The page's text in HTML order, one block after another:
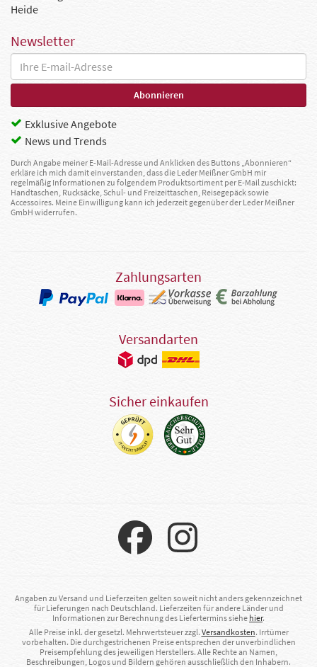
Heide
Newsletter
Exklusive Angebote
News und Trends
Durch Angabe meiner E-Mail-Adresse und Anklicken des Buttons „Abonnieren“
erkläre ich mich damit einverstanden, dass die Leder Meißner GmbH mir
regelmäßig Informationen zu folgendem Produktsortiment per E-Mail zuschickt:
Handtaschen, Rucksäcke, Schul- und Freizeittaschen, Reisegepäck sowie
Accessoires. Meine Einwilligung kann ich jederzeit gegenüber der Leder Meißner
GmbH widerrufen.
Zahlungsarten
Versandarten
Sicher einkaufen
Angaben zu Versand und Lieferzeiten gelten soweit nicht anders gekennzeichnet
für Lieferungen nach Deutschland. Lieferzeiten für andere Länder und
Informationen zur Berechnung des Liefertermins siehe hier.
Alle Preise inkl. der gesetzl. Mehrwertsteuer zzgl. Versandkosten. Irrtümer
vorbehalten. Die durchgestrichenen Preise entsprechen der unverbindlichen
Preisempfehlung des jeweiligen Herstellers. Alle Rechte an Namen,
Beschreibungen, Logos und Bildern gehören ausschließlich den Inhabern.